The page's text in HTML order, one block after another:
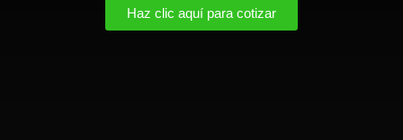
Haz clic aquí para cotizar